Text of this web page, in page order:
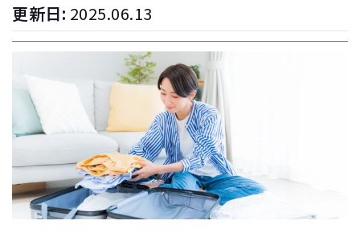
更新日: 2025.06.13